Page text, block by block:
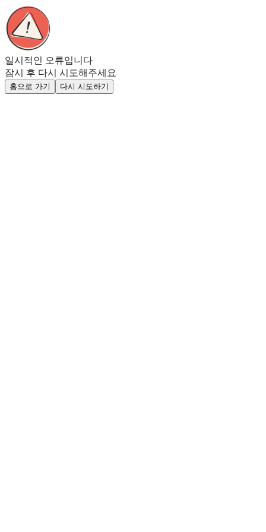
일시적인 오류입니다
잠시 후 다시 시도해주세요
홈으로 가기 다시 시도하기